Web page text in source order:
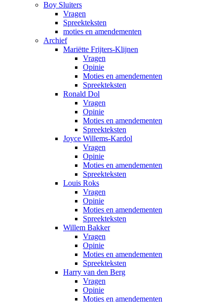
Boy Sluiters
Vragen
Spreekteksten
moties en amendementen
Archief
Mariëtte Frijters-Klijnen
Vragen
Opinie
Moties en amendementen
Spreekteksten
Ronald Dol
Vragen
Opinie
Moties en amendementen
Spreekteksten
Joyce Willems-Kardol
Vragen
Opinie
Moties en amendementen
Spreekteksten
Louis Roks
Vragen
Opinie
Moties en amendementen
Spreekteksten
Willem Bakker
Vragen
Opinie
Moties en amendementen
Spreekteksten
Harry van den Berg
Vragen
Opinie
Moties en amendementen